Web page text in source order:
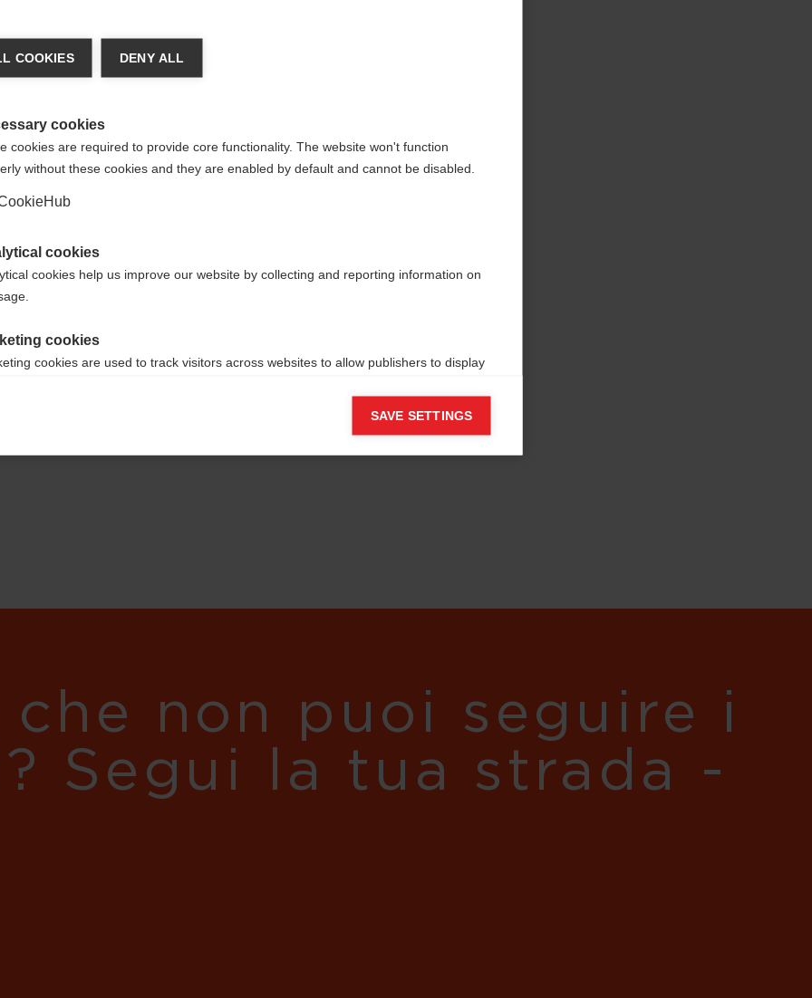
sci di
di
non puoi seguire i
Segui la tua strada -
lingua
Vereinigte Staaten (Englisch)
Sì, desidero essere reindirizzato
COOKIES DENY ALL
cookies
cookies are required to provide core functionality. The website won't function
without these cookies and they are enabled by default and cannot be disabled.
cookies
cookies help us improve our website by collecting and reporting information on
cookies
cookies are used to track visitors across websites to allow publishers to display
SAVE SETTINGS